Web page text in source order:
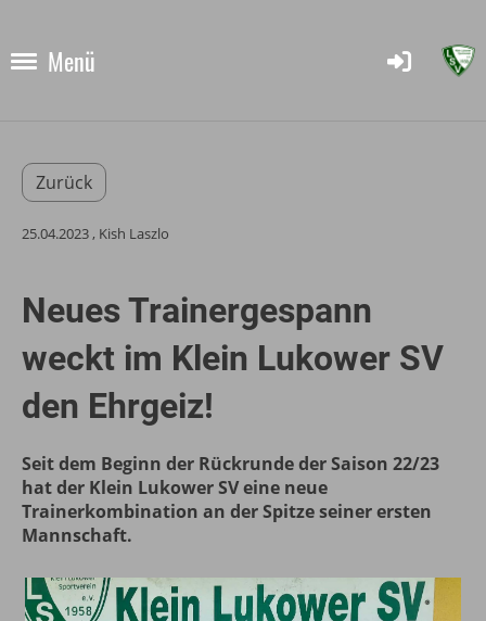
Menü
Zurück
25.04.2023, Kish Laszlo
Neues Trainergespann
weckt im Klein Lukower SV
den Ehrgeiz!
Seit dem Beginn der Rückrunde der Saison 22/23
hat der Klein Lukower SV eine neue
Trainerkombination an der Spitze seiner ersten
Mannschaft.